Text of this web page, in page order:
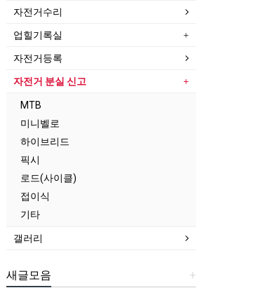
자전거수리
업힐기록실
자전거등록
자전거 분실 신고
MTB
미니벨로
하이브리드
픽시
로드(사이클)
접이식
기타
갤러리
+
새글모음